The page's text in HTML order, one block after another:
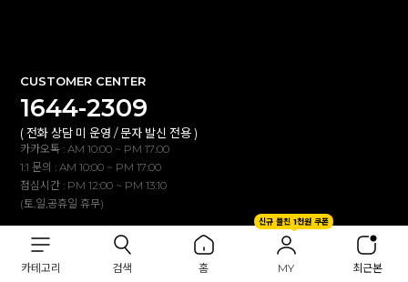
카테고리 검색 홈
신규 플친 1천원 쿠폰
MY 최근본
CUSTOMER CENTER
1644-2309
( 전화 상담 미 운영 / 문자 발신 전용 )
카카오톡 : AM 10:00 ~ PM 17:00
1:1 문의 : AM 10:00 ~ PM 17:00
점심시간 : PM 12:00 ~ PM 13:10
(토,일,공휴일 휴무)
BANK INFO